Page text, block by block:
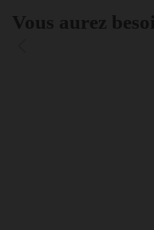
Vous aurez